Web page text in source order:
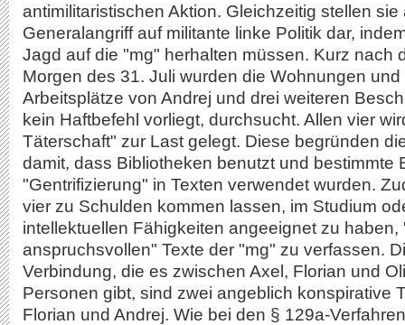
antimilitaristischen Aktion. Gleichzeitig stellen
Generalangriff auf militante linke Politik dar,
Jagd auf die "mg" herhalten müssen. Kurz nach
Morgen des 31. Juli wurden die Wohnungen und
Arbeitsplätze von Andrej und drei weiteren
kein Haftbefehl vorliegt, durchsucht. Allen vier
Täterschaft" zur Last gelegt. Diese begründen
damit, dass Bibliotheken benutzt und bestimmte
"Gentrifizierung" in Texten verwendet wurden.
vier zu Schulden kommen lassen, im Studium
intellektuellen Fähigkeiten angeeignet zu
anspruchsvollen" Texte der "mg" zu verfassen.
Verbindung, die es zwischen Axel, Florian und
Personen gibt, sind zwei angeblich konspirative
Florian und Andrej. Wie bei den § 129a-